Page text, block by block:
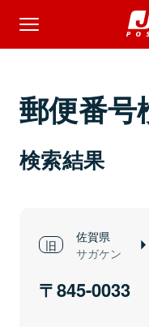
郵便番号
検索結果
佐賀県
サガケン
845-0033